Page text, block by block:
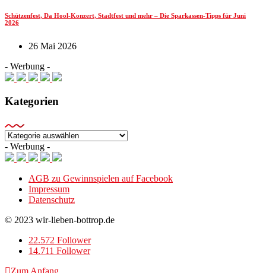
Schützenfest, Da Hool-Konzert, Stadtfest und mehr – Die Sparkassen-Tipps für Juni
2026
26 Mai 2026
- Werbung -
Kategorien
Kategorien
- Werbung -
AGB zu Gewinnspielen auf Facebook
Impressum
Datenschutz
© 2023 wir-lieben-bottrop.de
22.572 Follower
14.711 Follower
Zum Anfang